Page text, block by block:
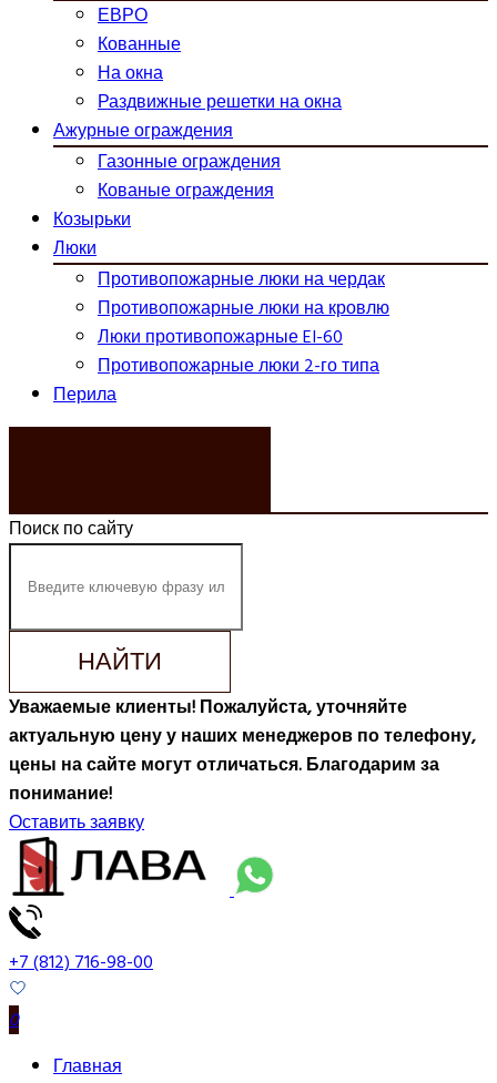
ЕВРО
Кованные
На окна
Раздвижные решетки на окна
Ажурные ограждения
Газонные ограждения
Кованые ограждения
Козырьки
Люки
Противопожарные люки на чердак
Противопожарные люки на кровлю
Люки противопожарные EI-60
Противопожарные люки 2-го типа
Перила
Поиск по сайту
НАЙТИ
Уважаемые клиенты! Пожалуйста, уточняйте
актуальную цену у наших менеджеров по телефону,
цены на сайте могут отличаться. Благодарим за
понимание!
Оставить заявку
+7 (812) 716-98-00
0
Главная